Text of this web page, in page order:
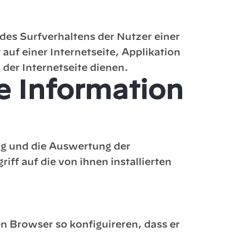
Surfverhaltens der Nutzer einer
auf einer Internetseite, Applikation
Internetseite dienen.
Information
und die Auswertung der
auf die von ihnen installierten
Browser so konfiguireren, dass er